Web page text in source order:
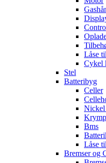
Låse
Cykel
Stel
Batteribyg
Celler
Nickel
Bms
Låse
Bremser og